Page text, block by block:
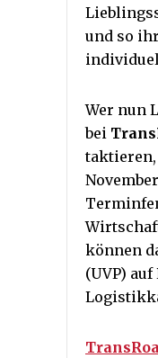
und so
Wer nun
bei
taktieren,
können
(UVP)